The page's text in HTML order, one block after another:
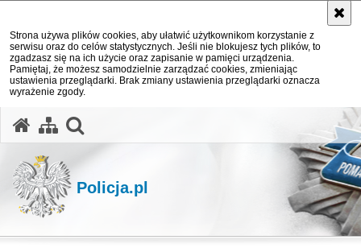
Strona używa plików cookies, aby ułatwić użytkownikom korzystanie z
serwisu oraz do celów statystycznych. Jeśli nie blokujesz tych plików, to
zgadzasz się na ich użycie oraz zapisanie w pamięci urządzenia.
Pamiętaj, że możesz samodzielnie zarządzać cookies, zmieniając
ustawienia przeglądarki. Brak zmiany ustawienia przeglądarki oznacza
wyrażenie zgody.
Policja.pl